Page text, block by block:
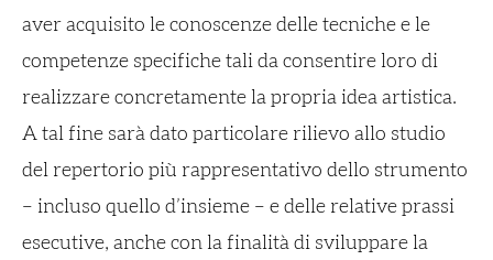
aver acquisito le conoscenze delle tecniche e le
competenze specifiche tali da consentire loro di
realizzare concretamente la propria idea artistica.
A tal fine sarà dato particolare rilievo allo studio
del repertorio più rappresentativo dello strumento
– incluso quello d’insieme – e delle relative prassi
esecutive, anche con la finalità di sviluppare la